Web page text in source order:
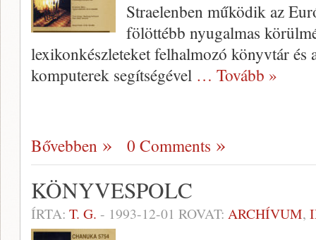
Straelenben működik az
fölöttébb nyugalmas
lexikonkészleteket felhalmozó könyvtár és
komputerek segítségével … Tovább »
Bővebben 0 Comments
KÖNYVESPOLC
ÍRTA: T. G. - 1993-12-01 ROVAT: ARCHÍVUM,